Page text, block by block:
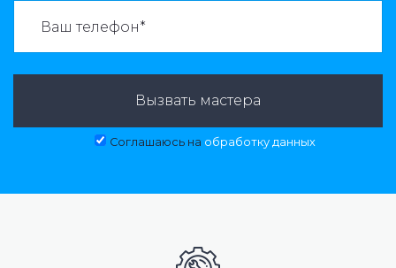
Вызвать мастера
Соглашаюсь на обработку данных